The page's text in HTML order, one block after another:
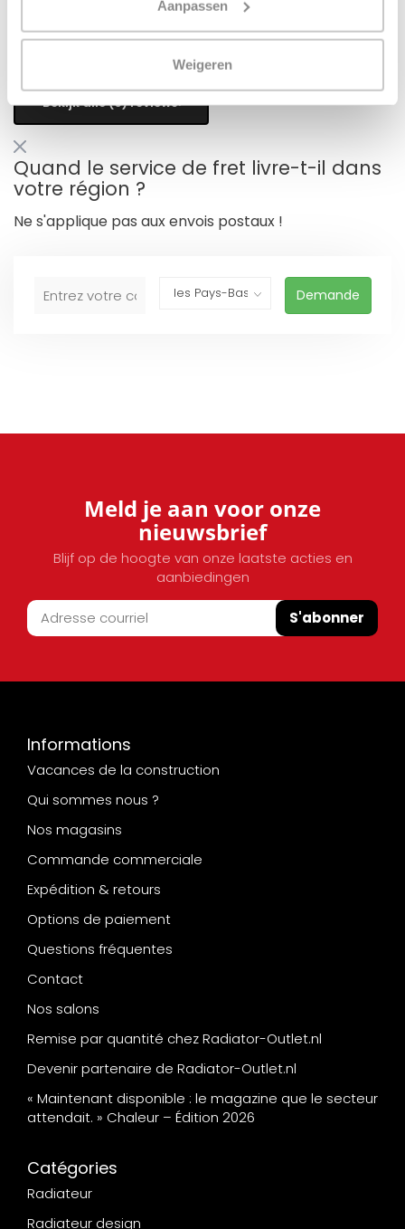
Aanpassen
Weigeren
Bekijk alle (6) reviews
Quand le service de fret livre-t-il dans
votre région ?
Ne s'applique pas aux envois postaux !
Demande
Meld je aan voor onze
nieuwsbrief
Blijf op de hoogte van onze laatste acties en
aanbiedingen
S'abonner
Informations
Vacances de la construction
Qui sommes nous ?
Nos magasins
Commande commerciale
Expédition & retours
Options de paiement
Questions fréquentes
Contact
Nos salons
Remise par quantité chez Radiator-Outlet.nl
Devenir partenaire de Radiator-Outlet.nl
« Maintenant disponible : le magazine que le secteur
attendait. » Chaleur – Édition 2026
Catégories
Radiateur
Radiateur design